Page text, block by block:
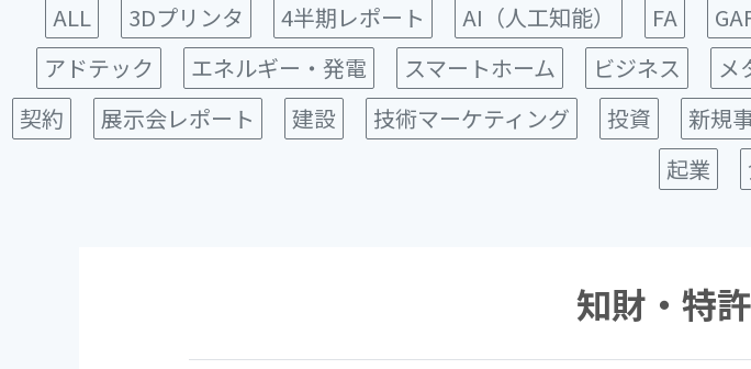
ALL 3Dプリンタ 4半期レポート AI（人工知能） FA
アドテック
エネルギー・発電 スマートホーム ビジネス メ
契約
展示会レポート 建設 技術マーケティング 投資 新規
起業
知財・特